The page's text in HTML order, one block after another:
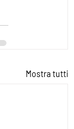
Mostra tutti